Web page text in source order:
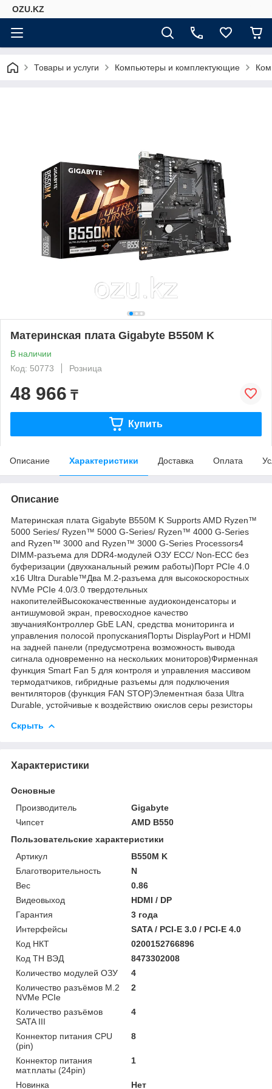
OZU.KZ
Товары и услуги Компьютеры и комплектующие
Материнская плата Gigabyte B550M K
В наличии
Код: 50773
Розница
48 966 ₸
Купить
Описание Характеристики Доставка Оплата
Описание
Материнская плата Gigabyte B550M K Supports AMD Ryzen™
5000 Series/ Ryzen™ 5000 G-Series/ Ryzen™ 4000 G-Series
and Ryzen™ 3000 and Ryzen™ 3000 G-Series Processors4
DIMM-разъема для DDR4-модулей ОЗУ ECC/ Non-ECC без
буферизации (двухканальный режим работы)Порт PCIe 4.0
x16 Ultra Durable™Два M.2-разъема для высокоскоростных
NVMe PCIe 4.0/3.0 твердотельных
накопителейВысококачественные аудиоконденсаторы и
антишумовой экран, превосходное качество
звучанияКонтроллер GbE LAN, средства мониторинга и
управления полосой пропусканияПорты DisplayPort и HDMI
на задней панели (предусмотрена возможность вывода
сигнала одновременно на нескольких мониторов)Фирменная
функция Smart Fan 5 для контроля и управления массивом
термодатчиков, гибридные разъемы для подключения
вентиляторов (функция FAN STOP)Элементная база Ultra
Durable, устойчивые к воздействию окислов серы резисторы
Скрыть
Характеристики
Основные
Производитель
Gigabyte
Чипсет
AMD B550
Пользовательские характеристики
Артикул
B550M K
Благотворительность
N
Вес
0.86
Видеовыход
HDMI / DP
Гарантия
3 года
Интерфейсы
SATA / PCI-E 3.0 / PCI-E 4.0
Код НКТ
0200152766896
Код ТН ВЭД
8473302008
Количество модулей ОЗУ
4
Количество разъёмов M.2
NVMe PCIe
2
Количество разъёмов
SATA III
4
Коннектор питания CPU
(pin)
8
Коннектор питания
мат.платы (24pin)
1
Новинка Нет